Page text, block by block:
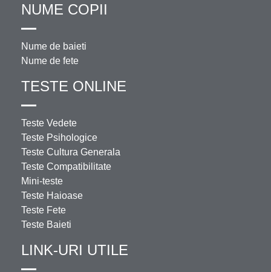
NUME COPII
Nume de baieti
Nume de fete
TESTE ONLINE
Teste Vedete
Teste Psihologice
Teste Cultura Generala
Teste Compatibilitate
Mini-teste
Teste Haioase
Teste Fete
Teste Baieti
LINK-URI UTILE